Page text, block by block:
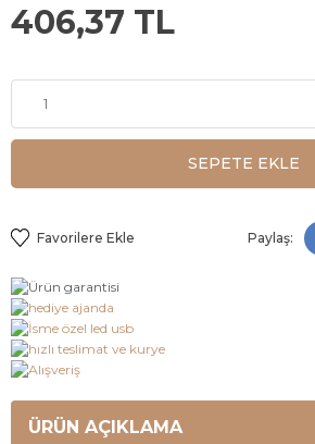
406,37 TL
SEPETE EKLE
Paylaş:
ÜRÜN AÇIKLAMA